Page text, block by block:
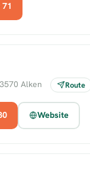
Alken Route
Website